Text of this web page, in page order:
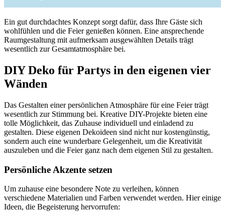
Ein gut durchdachtes Konzept sorgt dafür, dass Ihre Gäste sich
wohlfühlen und die Feier genießen können. Eine ansprechende
Raumgestaltung mit aufmerksam ausgewählten Details trägt
wesentlich zur Gesamtatmosphäre bei.
DIY Deko für Partys in den eigenen vier
Wänden
Das Gestalten einer persönlichen Atmosphäre für eine Feier trägt
wesentlich zur Stimmung bei. Kreative DIY-Projekte bieten eine
tolle Möglichkeit, das Zuhause individuell und einladend zu
gestalten. Diese eigenen Dekoideen sind nicht nur kostengünstig,
sondern auch eine wunderbare Gelegenheit, um die Kreativität
auszuleben und die Feier ganz nach dem eigenen Stil zu gestalten.
Persönliche Akzente setzen
Um zuhause eine besondere Note zu verleihen, können
verschiedene Materialien und Farben verwendet werden. Hier einige
Ideen, die Begeisterung hervorrufen: